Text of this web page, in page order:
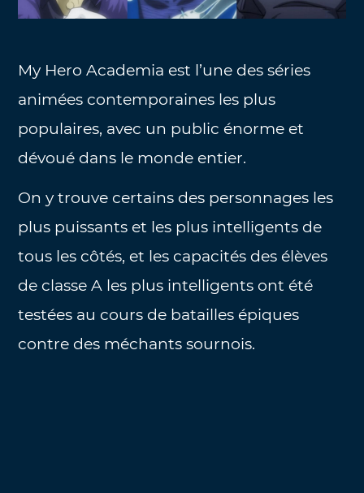
My Hero Academia est l’une des séries
animées contemporaines les plus
populaires, avec un public énorme et
dévoué dans le monde entier.
On y trouve certains des personnages les
plus puissants et les plus intelligents de
tous les côtés, et les capacités des élèves
de classe A les plus intelligents ont été
testées au cours de batailles épiques
contre des méchants sournois.